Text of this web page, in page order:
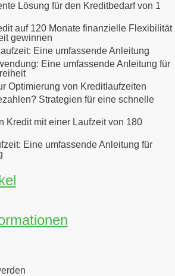
Lösung für den Kreditbedarf von 1
auf 120 Monate finanzielle Flexibilität
gewinnen
Eine umfassende Anleitung
Eine umfassende Anleitung für
Optimierung von Kreditlaufzeiten
Strategien für eine schnelle
Kredit mit einer Laufzeit von 180
Eine umfassende Anleitung für